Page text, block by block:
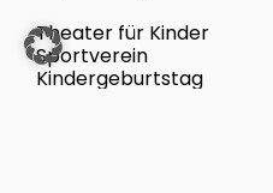
Theater für Kinder
Sportverein
Kindergeburtstag